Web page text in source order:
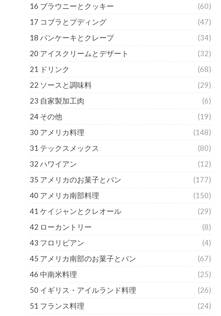
16 ブラウニーとクッキー
(60)
17 コブラとプディング
(47)
18 パンケーキとクレープ
(34)
20 アイスクリームとデザート
(32)
21 ドリンク
(68)
22 ソースと調味料
(29)
23 自家製加工肉
(6)
24 その他
(19)
30 アメリカ料理
(148)
31 テックスメックス
(80)
32 ハワイアン
(12)
35 アメリカのお菓子とパン
(177)
40 アメリカ南部料理
(150)
41 ケイジャンとクレオール
(29)
42 ローカントリー
(8)
43 フロリビアン
(4)
45 アメリカ南部のお菓子とパン
(67)
46 中南米料理
(25)
50 イギリス・アイルランド料理
(26)
51 フランス料理
(24)